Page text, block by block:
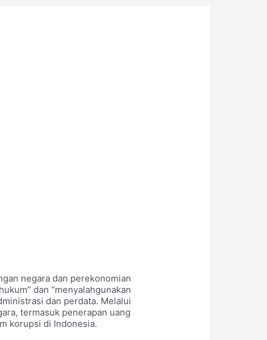
negara dan perekonomian
dan “menyalahgunakan
dan perdata. Melalui
termasuk penerapan uang
korupsi di Indonesia.